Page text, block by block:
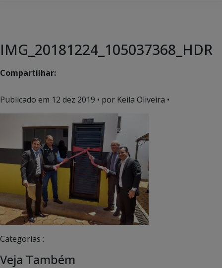
IMG_20181224_105037368_HDR
Compartilhar:
Publicado em 12 dez 2019 • por Keila Oliveira •
Categorias :
Veja Também